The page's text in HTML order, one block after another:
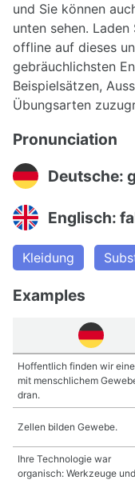
und Sie können
unten sehen.
offline auf dieses
gebräuchlichsten
Beispielsätzen,
Übungsarten
Pronunciation
Deutsche:
Englisch:
Kleidung
Examples
Hoffentlich finden wir eine
mit menschlichem
dran.
Zellen bilden Gewebe.
Ihre Technologie war
organisch: Werkzeuge und